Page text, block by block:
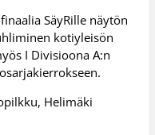
SäyRille näytön
kotiyleisön
I Divisioona A:n
Helimäki